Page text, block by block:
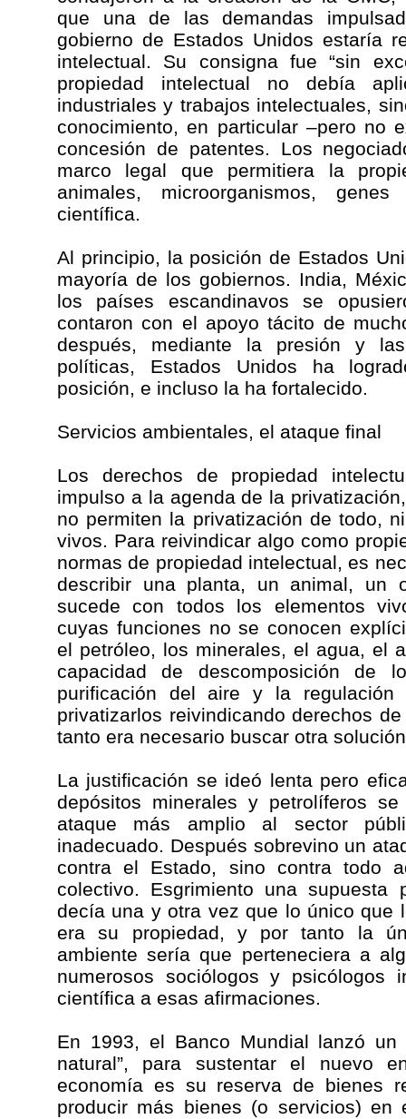
que una de las demandas
gobierno de Estados Unidos estaría
intelectual. Su consigna fue “sin
propiedad intelectual no debía
industriales y trabajos intelectuales,
conocimiento, en particular –pero no
concesión de patentes. Los
marco legal que permitiera la
animales, microorganismos,
científica.
Al principio, la posición de Estados
mayoría de los gobiernos. India,
los países escandinavos se
contaron con el apoyo tácito de
después, mediante la presión y
políticas, Estados Unidos ha
posición, e incluso la ha fortalecido.
Servicios ambientales, el ataque final
Los derechos de propiedad
impulso a la agenda de la
no permiten la privatización de todo,
vivos. Para reivindicar algo como
normas de propiedad intelectual, es
describir una planta, un animal, un
sucede con todos los elementos
cuyas funciones no se conocen
el petróleo, los minerales, el agua, el
capacidad de descomposición de
purificación del aire y la
privatizarlos reivindicando derechos
tanto era necesario buscar otra
La justificación se ideó lenta pero
depósitos minerales y petrolíferos
ataque más amplio al sector
inadecuado. Después sobrevino un
contra el Estado, sino contra todo
colectivo. Esgrimiento una supuesta
decía una y otra vez que lo único que
era su propiedad, y por tanto la
ambiente sería que perteneciera a
numerosos sociólogos y psicólogos
científica a esas afirmaciones.
En 1993, el Banco Mundial lanzó un
natural”, para sustentar el nuevo
economía es su reserva de bienes
producir más bienes (o servicios) en